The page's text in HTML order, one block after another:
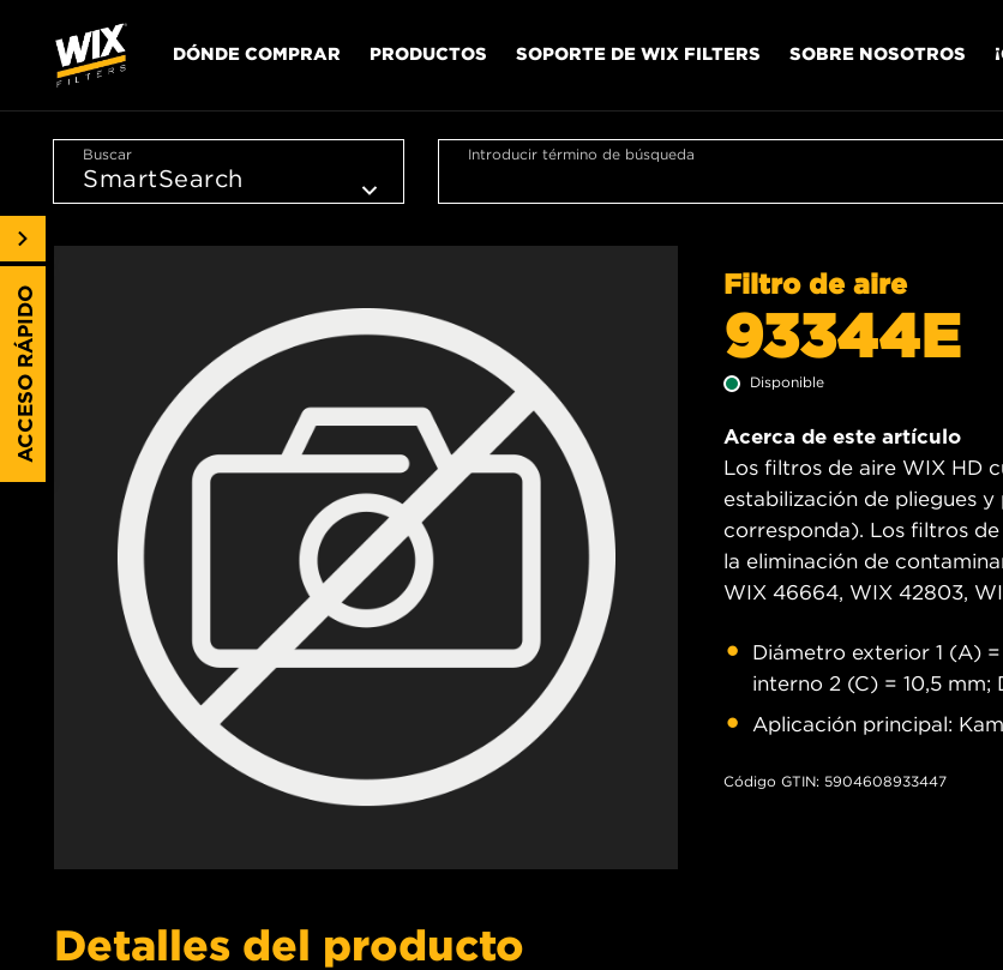
DÓNDE COMPRAR PRODUCTOS SOPORTE DE WIX FILTERS SOBRE NOSOTROS
Buscar Introducir término de búsqueda
Filtro de aire
93344E
Disponible
Acerca de este artículo
Los filtros de aire WIX HD
estabilización de pliegues
corresponda). Los filtros
la eliminación de
WIX 46664, WIX 42803,
Diámetro exterior 1 (A)
interno 2 (C) = 10,5
Aplicación principal:
Código GTIN: 5904608933447
Detalles del producto
ACCESO RÁPIDO